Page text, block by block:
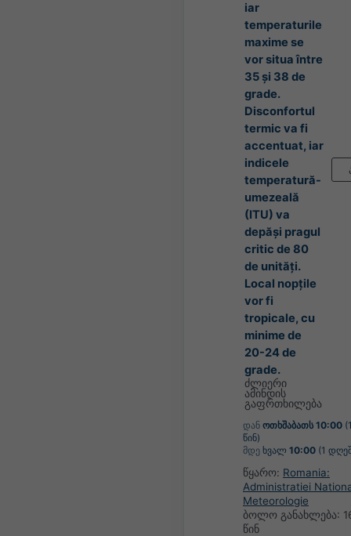
iar
temperaturile
maxime se
vor situa între
35 și 38 de
grade.
Disconfortul
termic va fi
accentuat, iar
indicele
temperatură-
umezeală
(ITU) va
depăși pragul
critic de 80
de unități.
Local nopțile
vor fi
tropicale, cu
minime de
20-24 de
grade.
ძლიერი
ამინდის
გაფრთხილება
დან ოთხშაბათს 10:00
წინ)
მდე ხვალ 10:00 (1
წყარო: Romania:
Administratiei
Meteorologie
ბოლო განახლება:
წინ